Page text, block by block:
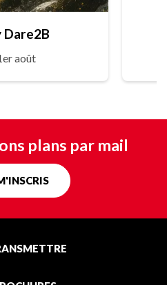
Dare2B
août
plans par mail